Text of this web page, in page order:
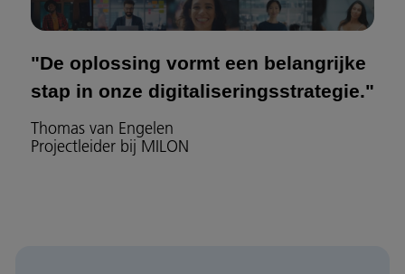
"De oplossing vormt een belangrijke
stap in onze digitaliseringsstrategie."
Thomas van Engelen
Projectleider bij MILON